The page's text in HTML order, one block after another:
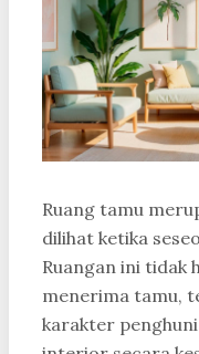
Ruang tamu
dilihat ketika
Ruangan ini tidak
menerima tamu,
karakter